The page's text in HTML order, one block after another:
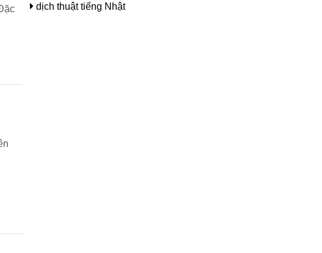
dịch thuật tiếng Nhật